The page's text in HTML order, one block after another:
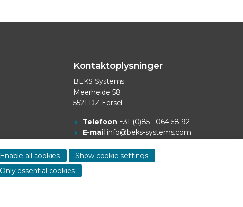
Kontaktoplysninger
BEKS Systems
Meerheide 58
5521 DZ Eersel
Telefoon +31 (0)85 - 064 58 92
E-mail info@beks-systems.com
Enable all cookies
Show cookie settings
Only essential cookies